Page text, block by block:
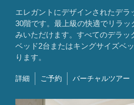
エレガントにデザインされたデラ
30階です。最上級の快適でリラッ
みいただけます。すべてのデラッ
ベッド2台またはキングサイズベ
ります。​
詳細 ご予約 バーチャルツアー